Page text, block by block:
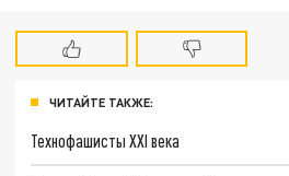
ЧИТАЙТЕ ТАКЖЕ:
Технофашисты XXI века